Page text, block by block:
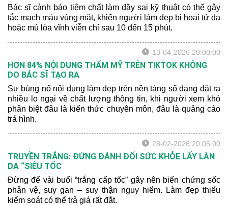
Bác sĩ cảnh báo tiêm chất làm đầy sai kỹ thuật có thể gây
tắc mạch máu vùng mặt, khiến người làm đẹp bị hoại tử da
hoặc mù lòa vĩnh viễn chỉ sau 10 đến 15 phút.
13-04-2026 20:00:00
HƠN 84% NỘI DUNG THẨM MỸ TRÊN TIKTOK KHÔNG
DO BÁC SĨ TẠO RA
Sự bùng nổ nội dung làm đẹp trên nền tảng số đang đặt ra
nhiều lo ngại về chất lượng thông tin, khi người xem khó
phân biệt đâu là kiến thức chuyên môn, đâu là quảng cáo
trá hình.
28-02-2026 20:05:00
TRUYỀN TRẮNG: ĐỪNG ĐÁNH ĐỔI SỨC KHỎE LẤY LÀN
DA “SIÊU TỐC
Đừng để vài buổi “trắng cấp tốc” gây nên biến chứng sốc
phản vệ, suy gan – suy thận nguy hiểm. Làm đẹp thiếu
kiểm soát có thể trả giá rất đắt.